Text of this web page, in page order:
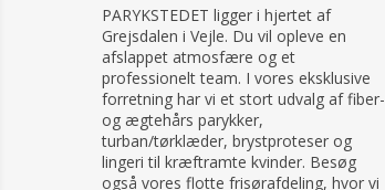
PARYKSTEDET ligger i hjertet af
Grejsdalen i Vejle. Du vil opleve en
afslappet atmosfære og et
professionelt team. I vores eksklusive
forretning har vi et stort udvalg af fiber-
og ægtehårs parykker,
turban/tørklæder, brystproteser og
lingeri til kræftramte kvinder. Besøg
også vores flotte frisørafdeling, hvor vi